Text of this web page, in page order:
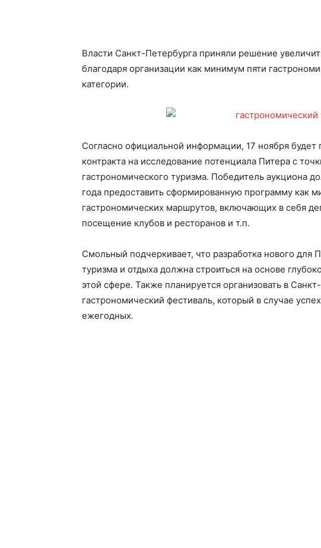
Власти Санкт-Петербурга приняли решение
благодаря организации как минимум пяти
категории.
Согласно официальной информации, 17 ноября
контракта на исследование потенциала Питера с
гастрономического туризма. Победитель аукциона
года предоставить сформированную программу как
гастрономических маршрутов, включающих в себя
посещение клубов и ресторанов и т.п.
Смольный подчеркивает, что разработка нового для
туризма и отдыха должна строиться на основе
этой сфере. Также планируется организовать в
гастрономический фестиваль, который в случае
ежегодных.